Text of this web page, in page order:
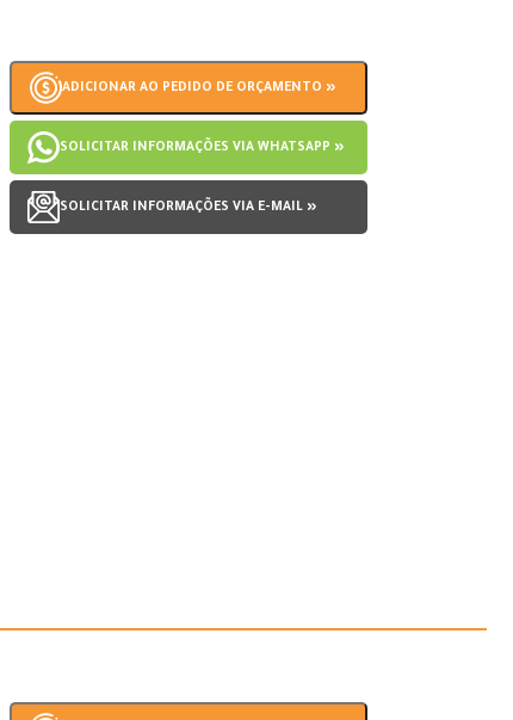
ADICIONAR AO PEDIDO DE ORÇAMENTO »
SOLICITAR INFORMAÇÕES VIA WHATSAPP »
SOLICITAR INFORMAÇÕES VIA E-MAIL »